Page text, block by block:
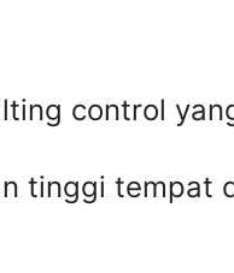
control
tinggi tempat